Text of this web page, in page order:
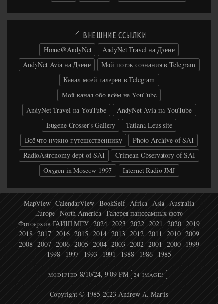
ВНЕШНИЕ ССЫЛКИ
Home@AndyNet
AndyNet Travel на Дзене
AndyNet Avia на Дзене
Мой поток сознания в Telegram
Канал моей галереи в Telegram
Мой канал обо всём на YouTube
AndyNet Travel на YouTube
AndyNet Avia на YouTube
Eugene Crosser's Gallery
Tatiana Leus site
Всё что нужно путешественнику
Photo Archive of SAI
RadioAstronomy dept of SAI
Crimean Observatory of SAI
Oxygen in Moscow 1997
Internet Radio JMJ
MapView CalendarView BookSelf Africa Asia Australia
Europe North America Галерея панорамных фото
Фотоархив ГАИШ МГУ 2024 2023 2022 2021 2020 2019
2018 2017 2016 2015 2014 2013 2012 2011 2010 2009
2008 2007 2006 2005 2004 2003 2002 2001 2000
1999
1998
1997 1993 1991 1988 1986 1985
MODIFIED 8/10/24, 9:09 PM 24 IMAGES
Copyright © 1985-2023 Andrew A. Martis